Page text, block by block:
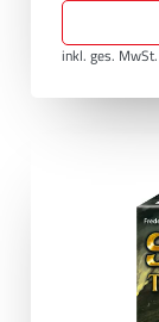
inkl. ges. MwSt.